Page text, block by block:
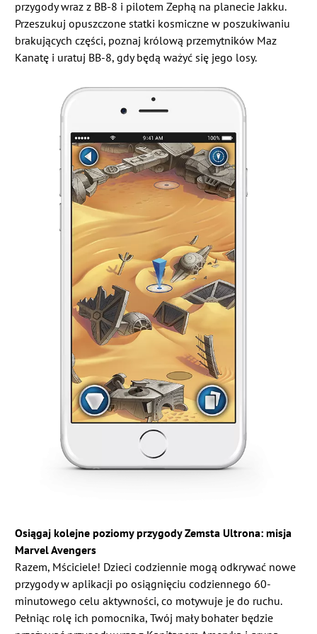
przygody wraz z BB-8 i pilotem Zephą na planecie Jakku.
Przeszukuj opuszczone statki kosmiczne w poszukiwaniu
brakujących części, poznaj królową przemytników Maz
Kanatę i uratuj BB-8, gdy będą ważyć się jego losy.
Osiągaj kolejne poziomy przygody Zemsta Ultrona: misja
Marvel Avengers
Razem, Mściciele! Dzieci codziennie mogą odkrywać nowe
przygody w aplikacji po osiągnięciu codziennego 60-
minutowego celu aktywności, co motywuje je do ruchu.
Pełniąc rolę ich pomocnika, Twój mały bohater będzie